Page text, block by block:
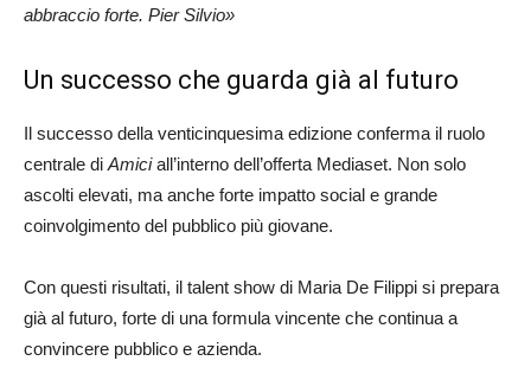
abbraccio forte. Pier Silvio»
Un successo che guarda già al futuro
Il successo della venticinquesima edizione conferma il ruolo
centrale di Amiciall’interno dell’offerta Mediaset. Non solo
ascolti elevati, ma anche forte impatto social e grande
coinvolgimento del pubblico più giovane.
Con questi risultati, il talent show di Maria De Filippi si prepara
già al futuro, forte di una formula vincente che continua a
convincere pubblico e azienda.